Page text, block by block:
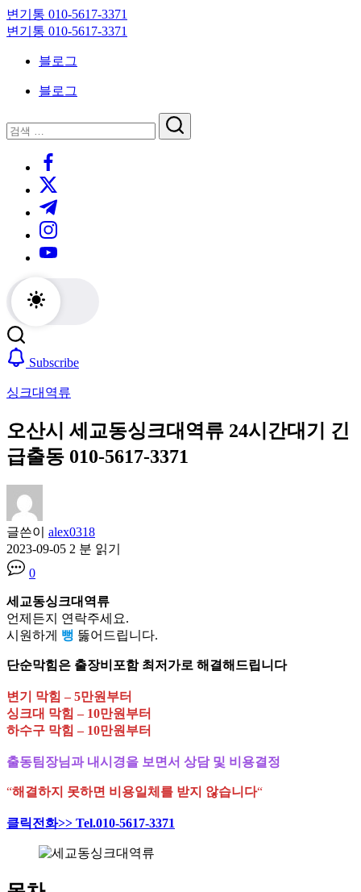
Skip
to
content
변기통 010-5617-3371
변
대
기
변기통 010-5617-3371
크
대
기
블로그
블로그
닫
기
검
검
https://www.facebook.com/
https://twitter.com/
https://t.me/
https://www.instagram.com/
https://youtube.com/
Subscribe
싱크대역류
오산시 세교동싱크대역류 24시간대기 긴
급출동 010-5617-3371
글쓴이 alex0318
2023-09-05 2 분 읽기
0
세교동싱크대역류
언제든지 연락주세요.
시원하게 뻥 뚫어드립니다.
단순막힘은 출장비포함 최저가로 해결해드립니다
변기 막힘 – 5만원부터
싱크대 막힘 – 10만원부터
하수구 막힘 – 10만원부터
출동팀장님과 내시경을 보면서 상담 및 비용결정
“해결하지 못하면 비용일체를 받지 않습니다“
클릭전화>> Tel.010-5617-3371